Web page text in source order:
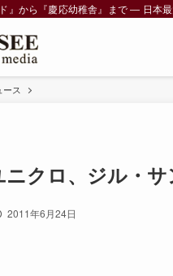
ド』から『慶応幼稚舎』まで ― 日本
ース
ニクロ、ジル・
2011年6月24日